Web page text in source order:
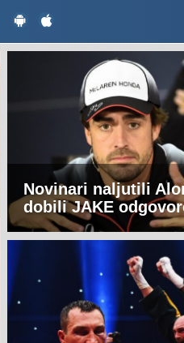
Novinari naljutili
dobili JAKE